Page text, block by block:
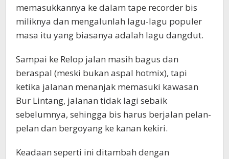
memasukkannya ke dalam tape recorder bis
miliknya dan mengalunlah lagu-lagu populer
masa itu yang biasanya adalah lagu dangdut.
Sampai ke Relop jalan masih bagus dan
beraspal (meski bukan aspal hotmix), tapi
ketika jalanan menanjak memasuki kawasan
Bur Lintang, jalanan tidak lagi sebaik
sebelumnya, sehingga bis harus berjalan pelan-
pelan dan bergoyang ke kanan kekiri.
Keadaan seperti ini ditambah dengan